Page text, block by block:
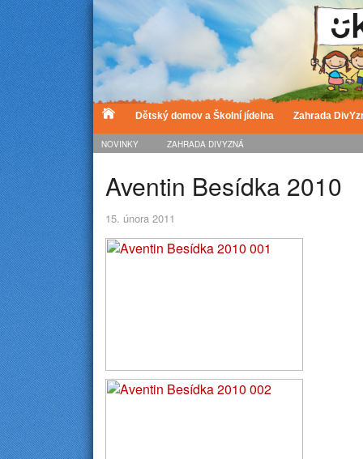
Dětský domov a Školní jídelna Zahrada
NOVINKY ZAHRADA DIVYZNÁ
Aventin Besídka 2010
15. února 2011